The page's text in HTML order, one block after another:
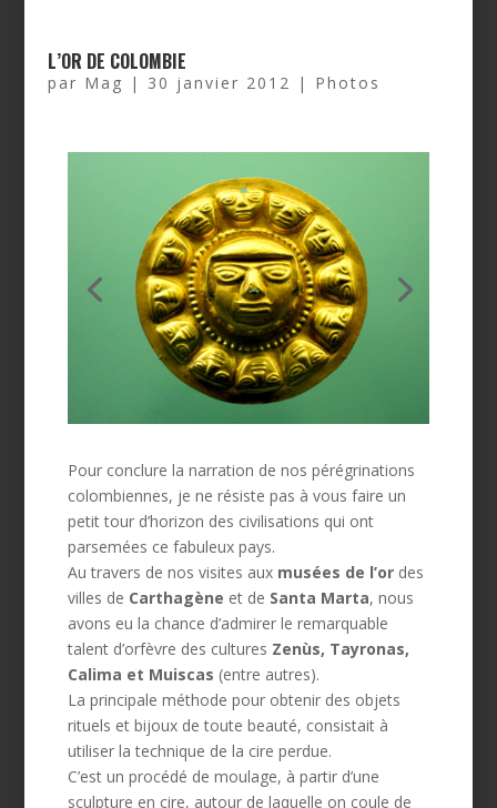
L’OR DE COLOMBIE
par Mag | 30 janvier 2012 | Photos
Pour conclure la narration de nos pérégrinations
colombiennes, je ne résiste pas à vous faire un
petit tour d’horizon des civilisations qui ont
parsemées ce fabuleux pays.
Au travers de nos visites aux musées de l’ordes
villes de Carthagène et de Santa Marta, nous
avons eu la chance d’admirer le remarquable
talent d’orfèvre des cultures Zenùs, Tayronas,
Calima et Muiscas (entre autres).
La principale méthode pour obtenir des objets
rituels et bijoux de toute beauté, consistait à
utiliser la technique de la cire perdue.
C’est un procédé de moulage, à partir d’une
sculpture en cire, autour de laquelle on coule de